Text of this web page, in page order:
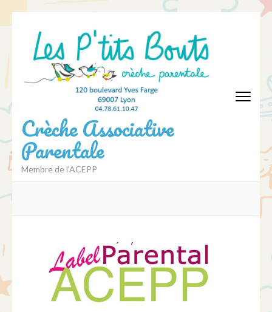
contenu
(Pressez
Entrée)
Crèche Associative
Parentale
Membre de l'ACEPP